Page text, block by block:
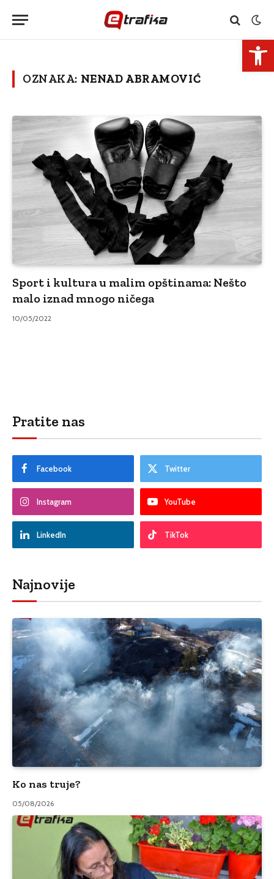
OZNAKA: NENAD ABRAMOVIĆ
Sport i kultura u malim opštinama: Nešto
malo iznad mnogo ničega
10/05/2022
Pratite nas
Facebook Twitter
Instagram YouTube
LinkedIn TikTok
Najnovije
Ko nas truje?
05/08/2026